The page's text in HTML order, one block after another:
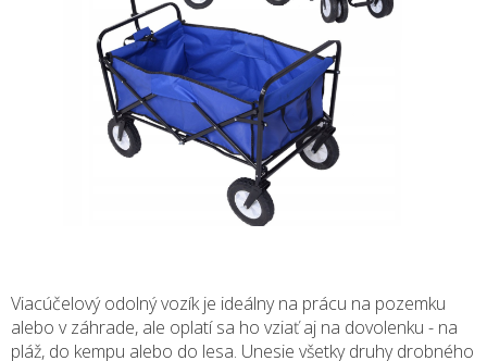
Viacúčelový odolný vozík je ideálny na prácu na pozemku
alebo v záhrade, ale oplatí sa ho vziať aj na dovolenku - na
pláž, do kempu alebo do lesa. Unesie všetky druhy drobného